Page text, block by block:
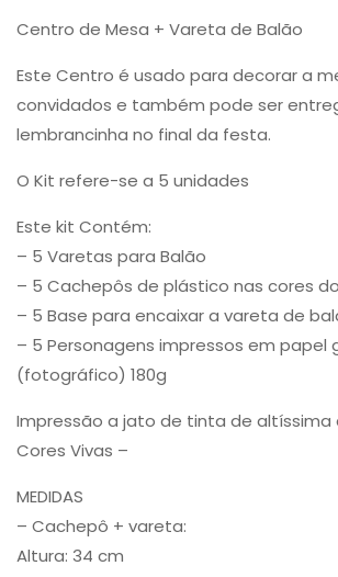
Centro de Mesa + Vareta de Balão
Este Centro é usado para decorar a
convidados e também pode ser
lembrancinha no final da festa.
O Kit refere-se a 5 unidades
Este kit Contém:
– 5 Varetas para Balão
– 5 Cachepôs de plástico nas cores
– 5 Base para encaixar a vareta de
– 5 Personagens impressos em papel
(fotográfico) 180g
Impressão a jato de tinta de altíssima
Cores Vivas –
MEDIDAS
– Cachepô + vareta:
Altura: 34 cm